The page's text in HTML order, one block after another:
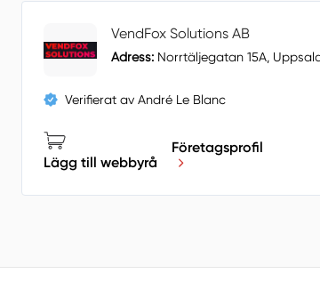
VendFox Solutions AB
Adress: Norrtäljegatan 15A,
Verifierat av André Le Blanc
Lägg till webbyrå
Företagsprofil